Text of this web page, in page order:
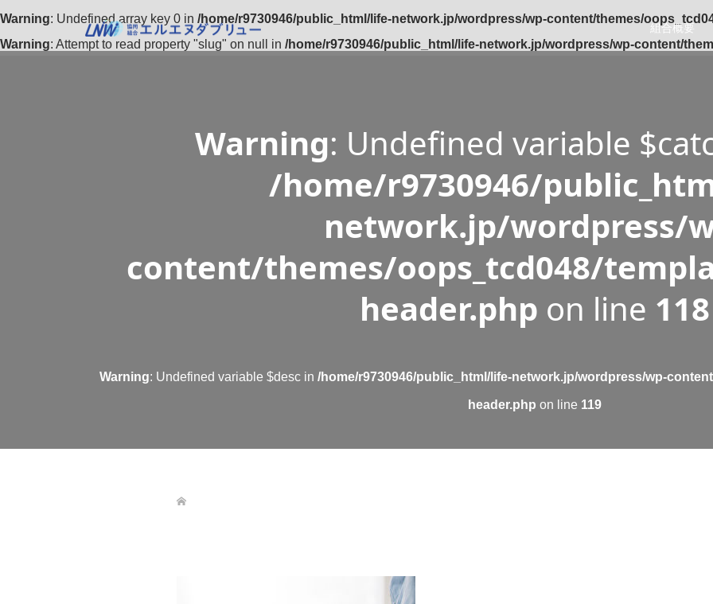
組合概要
Warning: Undefined array key 0 in /home/r9730946/public_html/life-network.jp/wordpress/wp-content/themes/
Warning: Attempt to read property "slug" on null in /home/r9730946/public_html/life-network.jp/wordpress/wp-content/
Warning: Undefined variable
/home/r9730946/
network.jp/wordpress/
content/themes/oops_tcd048/
header.php on line 118
Warning: Undefined variable $desc in /home/r9730946/public_html/life-network.jp/wordpress/wp-
header.php on line 119